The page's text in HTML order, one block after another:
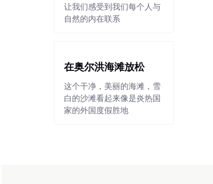
让我们感受到我们每个人与
自然的内在联系
在奥尔洪海滩放松
这个干净，美丽的海滩，雪
白的沙滩看起来像是炎热国
家的外国度假胜地